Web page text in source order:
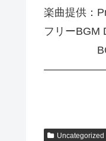
楽曲提供：
フリーBGM
Uncategorized